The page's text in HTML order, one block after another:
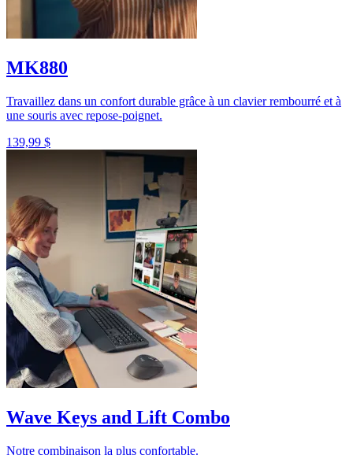
MK880
Travaillez dans un confort durable grâce à un clavier rembourré et à
une souris avec repose-poignet.
139,99 $
Wave Keys and Lift Combo
Notre combinaison la plus confortable.